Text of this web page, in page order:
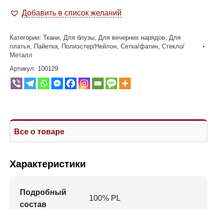
Добавить в список желаний
Категории: Ткани Для блузы Для вечерних нарядов Для
платья Пайетка Полиэстер/Нейлон Сетка/фатин Стекло/
Металл
Артикул: 100129
Все о товаре
Характеристики
Подробный
состав
100% PL